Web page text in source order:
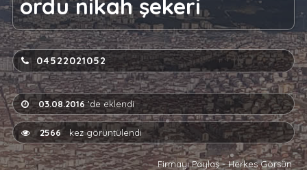
ordu nikah şekeri
04522021052
03.08.2016'de eklendi
2566kez görüntülendi
Firmayı Paylaş - Herkes Görsün